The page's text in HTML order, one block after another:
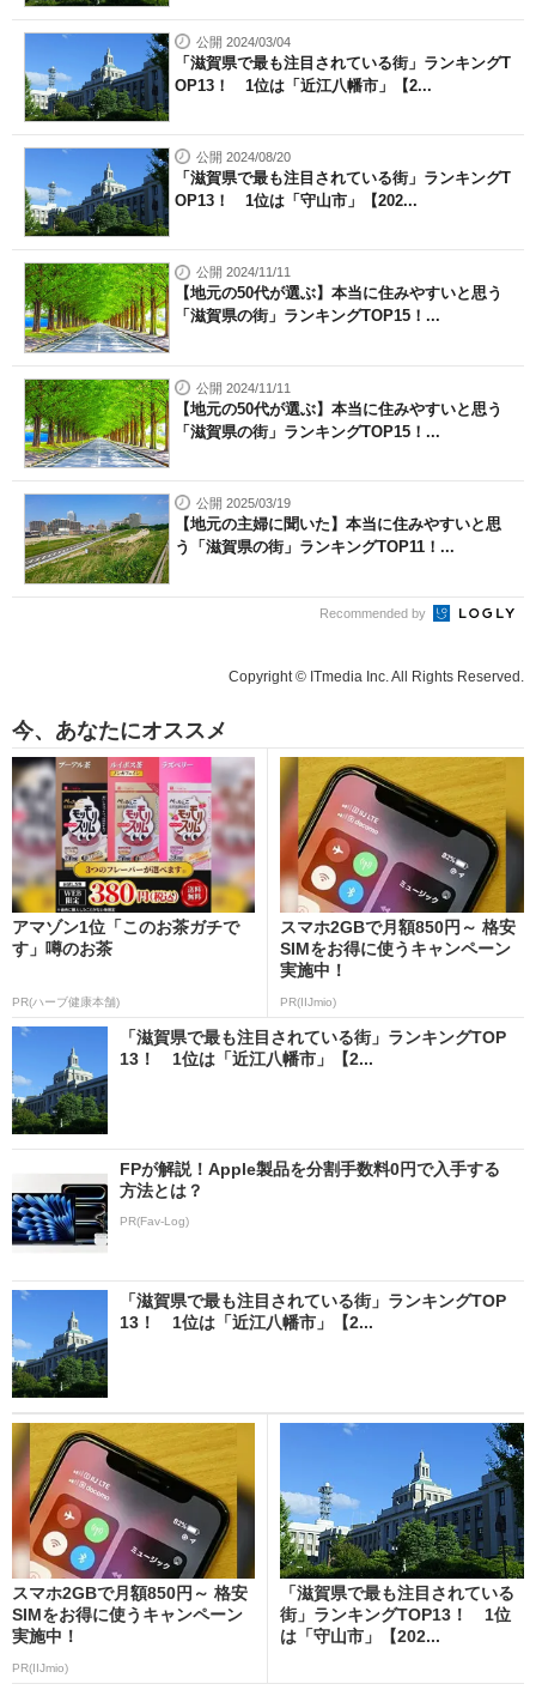
公開 2024/03/04
「滋賀県で最も注目されている街」ランキングT
OP13！ 1位は「近江八幡市」【2...
公開 2024/08/20
「滋賀県で最も注目されている街」ランキングT
OP13！ 1位は「守山市」【202...
公開 2024/11/11
【地元の50代が選ぶ】本当に住みやすいと思う
「滋賀県の街」ランキングTOP15！...
公開 2024/11/11
【地元の50代が選ぶ】本当に住みやすいと思う
「滋賀県の街」ランキングTOP15！...
公開 2025/03/19
【地元の主婦に聞いた】本当に住みやすいと思
う「滋賀県の街」ランキングTOP11！...
Recommended by
Copyright © ITmedia Inc. All Rights Reserved.
今、あなたにオススメ
アマゾン1位「このお茶ガチで
す」噂のお茶
PR(ハーブ健康本舗)
スマホ2GBで月額850円～ 格安
SIMをお得に使うキャンペーン
実施中！
PR(IIJmio)
「滋賀県で最も注目されている街」ランキングTOP
13！ 1位は「近江八幡市」【2...
FPが解説！Apple製品を分割手数料0円で入手する
方法とは？
PR(Fav-Log)
「滋賀県で最も注目されている街」ランキングTOP
13！ 1位は「近江八幡市」【2...
スマホ2GBで月額850円～ 格安
SIMをお得に使うキャンペーン
実施中！
PR(IIJmio)
「滋賀県で最も注目されている
街」ランキングTOP13！ 1位
は「守山市」【202...